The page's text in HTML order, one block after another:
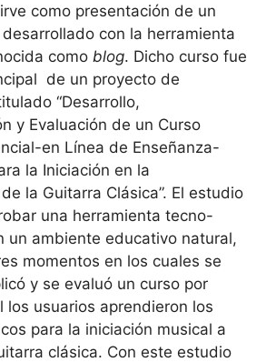
como presentación de un
con la herramienta
como blog. Dicho curso fue
de un proyecto de
“Desarrollo,
y Evaluación de un Curso
en Línea de Enseñanza-
la Iniciación en la
la Guitarra Clásica”. El estudio
una herramienta tecno-
un ambiente educativo natural,
momentos en los cuales se
y se evaluó un curso por
los usuarios aprendieron los
para la iniciación musical a
clásica. Con este estudio